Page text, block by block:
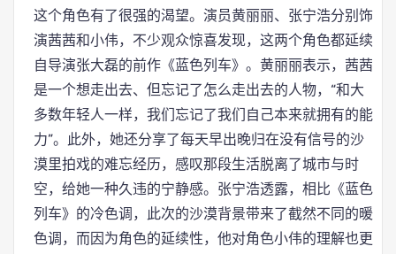
这个角色有了很强的渴望。演员黄丽丽、张宁浩分别饰
演茜茜和小伟，不少观众惊喜发现，这两个角色都延续
自导演张大磊的前作《蓝色列车》。黄丽丽表示，茜茜
是一个想走出去、但忘记了怎么走出去的人物，“和大
多数年轻人一样，我们忘记了我们自己本来就拥有的能
力”。此外，她还分享了每天早出晚归在没有信号的沙
漠里拍戏的难忘经历，感叹那段生活脱离了城市与时
空，给她一种久违的宁静感。张宁浩透露，相比《蓝色
列车》的冷色调，此次的沙漠背景带来了截然不同的暖
色调，而因为角色的延续性，他对角色小伟的理解也更